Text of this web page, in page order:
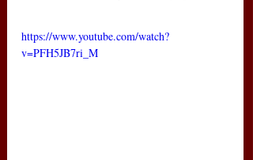
https://www.youtube.com/watch?
v=PFH5JB7ri_M